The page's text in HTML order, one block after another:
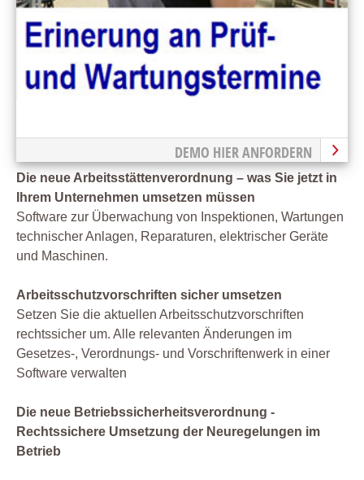
DEMO HIER ANFORDERN
Die neue Arbeitsstättenverordnung – was Sie jetzt in
Ihrem Unternehmen umsetzen müssen
Software zur Überwachung von Inspektionen, Wartungen
technischer Anlagen, Reparaturen, elektrischer Geräte
und Maschinen.
Arbeitsschutzvorschriften sicher umsetzen
Setzen Sie die aktuellen Arbeitsschutzvorschriften
rechtssicher um. Alle relevanten Änderungen im
Gesetzes-, Verordnungs- und Vorschriftenwerk in einer
Software verwalten
Die neue Betriebssicherheitsverordnung -
Rechtssichere Umsetzung der Neuregelungen im
Betrieb